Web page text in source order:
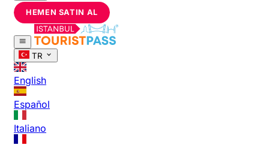
HEMEN SATIN AL
TR
English
Español
Italiano